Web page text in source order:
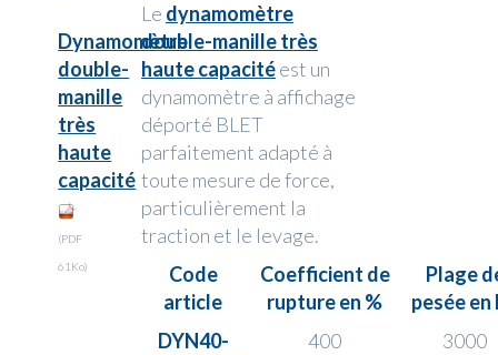
Dynamomètre
double-
manille
très
haute
capacité
(PDF
61Ko)
Le dynamomètre
double-manille très
haute capacitéest un
dynamomètre à affichage
déporté BLET
parfaitement adapté à
toute mesure de force,
particulièrement la
traction et le levage.
Code
article
Coefficient de
rupture en %
Plage
pesée en
DYN40-
400 3000